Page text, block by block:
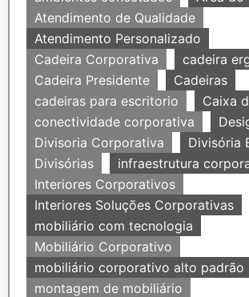
Atendimento de Qualidade
Atendimento Personalizado
Cadeira Corporativa
cadeira
Cadeira Presidente
Cadeiras
cadeiras para escritorio
Caixa
conectividade corporativa
Divisoria Corporativa
Divisória
Divisórias
infraestrutura
Interiores Corporativos
Interiores Soluções Corporativas
mobiliário com tecnologia
Mobiliário Corporativo
mobiliário corporativo alto padrão
montagem de mobiliário